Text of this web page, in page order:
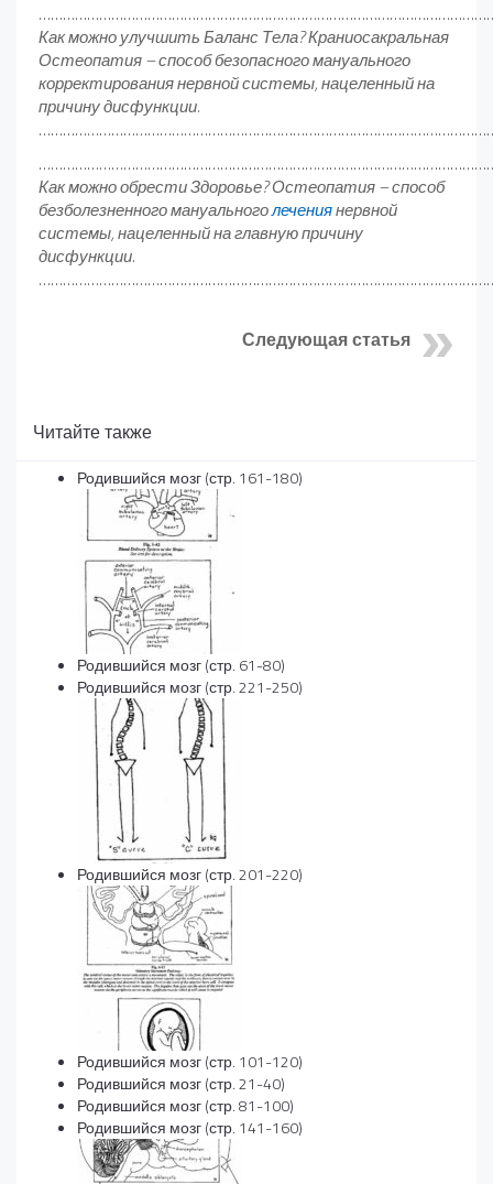
Как можно улучшить Баланс Тела? Краниосакральная
Остеопатия – способ безопасного мануального
корректирования нервной системы, нацеленный на
причину дисфункции.
Как можно обрести Здоровье? Остеопатия – способ
безболезненного мануальноголечениянервной
системы, нацеленный на главную причину
дисфункции.
Следующая статья
Читайте также
Родившийся мозг (стр. 161-180)
Родившийся мозг (стр. 61-80)
Родившийся мозг (стр. 221-250)
Родившийся мозг (стр. 201-220)
Родившийся мозг (стр. 101-120)
Родившийся мозг (стр. 21-40)
Родившийся мозг (стр. 81-100)
Родившийся мозг (стр. 141-160)